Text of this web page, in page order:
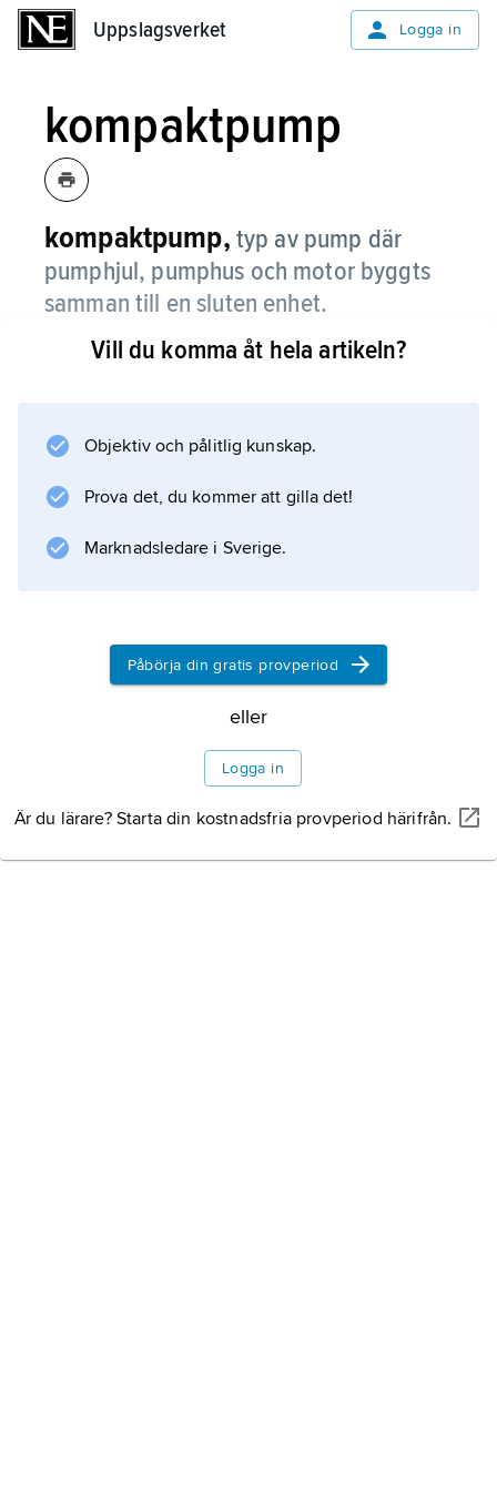
Uppslagsverket Logga in
kompaktpump
kompaktpump, typ av pump där
pumphjul, pumphus och motor byggts
samman till en sluten enhet.
Härigenom undviks läckage till omgivningen
mediet. Exempel på kompaktpumpar är
småhus.
Vill du komma åt hela artikeln?
Objektiv och pålitlig kunskap.
Prova det, du kommer att gilla det!
Marknadsledare i Sverige.
Påbörja din gratis provperiod
eller
Logga in
Är du lärare? Starta din kostnadsfria provperiod härifrån.